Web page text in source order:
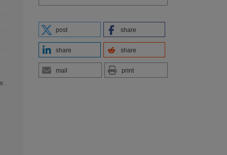
post share
share share
mail print